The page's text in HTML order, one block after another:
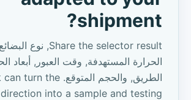
shipment
?
Share the selector result , نوع البضائع, درجة
الحرارة المستهدفة, وقت العبور, أبعاد
الطريق, والحجم المتوقع.can turn the
direction into a sample and testing